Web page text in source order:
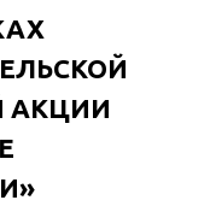
АКЦИИ